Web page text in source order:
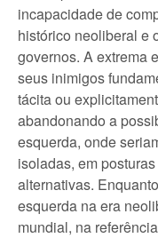
incapacidade de
histórico neoliberal e
governos. A extrema
seus inimigos
tácita ou
abandonando a
esquerda, onde
isoladas, em
alternativas.
esquerda na era
mundial, na